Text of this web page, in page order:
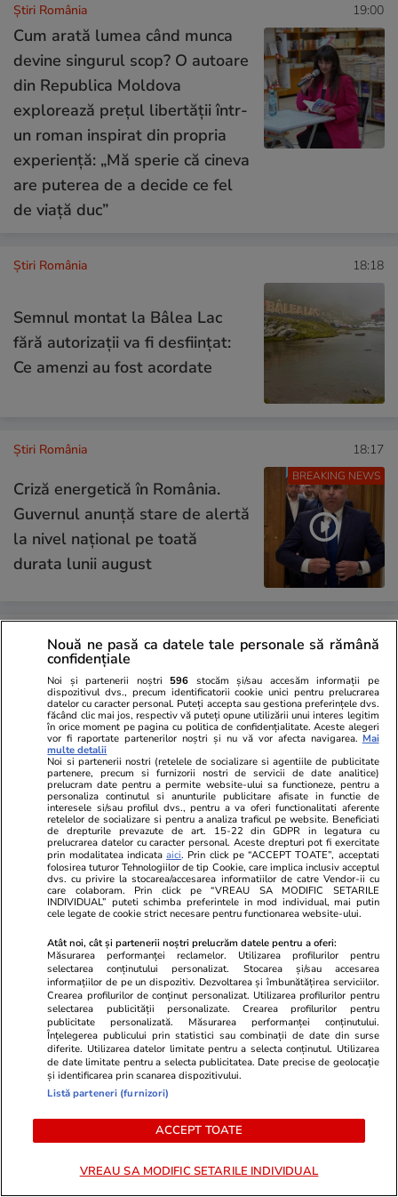
Știri România 19:00
Cum arată lumea când munca
devine singurul scop? O autoare
din Republica Moldova
explorează prețul libertății într-
un roman inspirat din propria
experiență: „Mă sperie că cineva
are puterea de a decide ce fel
de viață duc”
Știri România 18:18
Semnul montat la Bâlea Lac
fără autorizații va fi desființat:
Ce amenzi au fost acordate
BREAKING NEWS
Știri România 18:17
Criză energetică în România.
Guvernul anunță stare de alertă
la nivel național pe toată
durata lunii august
Energie gratis timp de patru
ore la prânz: apelul directorului
Electrica pentru companiile din
industrie
17:00
Dacă ne-ar da Elena o băutură
din aia
09:00
Țara e în vacanță. Tu de ce mai
muncești?
Nouă ne pasă ca datele tale personale să rămână
confidențiale
Noi și partenerii noștri 596 stocăm și/sau accesăm informații pe
dispozitivul dvs., precum identificatorii cookie unici pentru prelucrarea
datelor cu caracter personal. Puteți accepta sau gestiona preferințele dvs.
făcând clic mai jos, respectiv vă puteți opune utilizării unui interes legitim
în orice moment pe pagina cu politica de confidențialitate. Aceste alegeri
vor fi raportate partenerilor noștri și nu vă vor afecta navigarea. Mai
multe detalii
Noi si partenerii nostri (retelele de socializare si agentiile de publicitate
partenere, precum si furnizorii nostri de servicii de date analitice)
prelucram date pentru a permite website-ului sa functioneze, pentru a
personaliza continutul si anunturile publicitare afisate in functie de
interesele si/sau profilul dvs., pentru a va oferi functionalitati aferente
retelelor de socializare si pentru a analiza traficul pe website. Beneficiati
de drepturile prevazute de art. 15-22 din GDPR in legatura cu
prelucrarea datelor cu caracter personal. Aceste drepturi pot fi exercitate
prin modalitatea indicataaici. Prin click pe “ACCEPT TOATE”, acceptati
folosirea tuturor Tehnologiilor de tip Cookie, care implica inclusiv acceptul
dvs. cu privire la stocarea/accesarea informatiilor de catre Vendor-ii cu
care colaboram. Prin click pe “VREAU SA MODIFIC SETARILE
INDIVIDUAL” puteti schimba preferintele in mod individual, mai putin
cele legate de cookie strict necesare pentru functionarea website-ului.
Atât noi, cât și partenerii noștri prelucrăm datele pentru a oferi:
Măsurarea performanței reclamelor. Utilizarea profilurilor pentru
selectarea conținutului personalizat. Stocarea și/sau accesarea
informațiilor de pe un dispozitiv. Dezvoltarea și îmbunătățirea serviciilor.
Crearea profilurilor de conținut personalizat. Utilizarea profilurilor pentru
selectarea publicității personalizate. Crearea profilurilor pentru
publicitate personalizată. Măsurarea performanței conținutului.
Înțelegerea publicului prin statistici sau combinații de date din surse
diferite. Utilizarea datelor limitate pentru a selecta conținutul. Utilizarea
de date limitate pentru a selecta publicitatea. Date precise de geolocație
și identificarea prin scanarea dispozitivului.
Listă parteneri (furnizori)
ACCEPT TOATE
VREAU SA MODIFIC SETARILE INDIVIDUAL